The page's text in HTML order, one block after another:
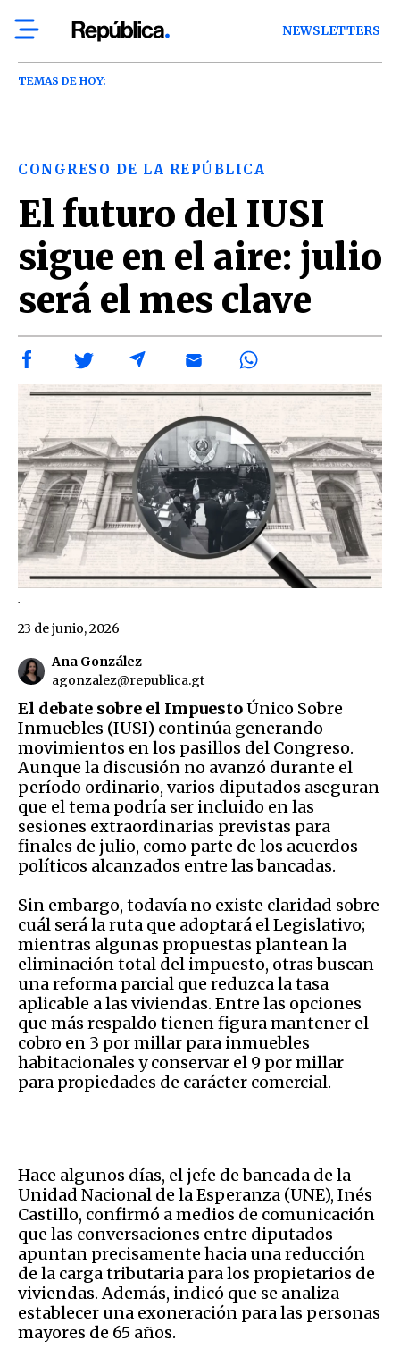
NEWSLETTERS
TEMAS DE HOY:
CONGRESO DE LA REPÚBLICA
El futuro del IUSI
sigue en el aire: julio
será el mes clave
.
Ana González
agonzalez@republica.gt
23 de junio, 2026
El debate sobre el ImpuestoÚnico Sobre
Inmuebles (IUSI) continúa generando
movimientos en los pasillos del Congreso.
Aunque la discusión no avanzó durante el
período ordinario, varios diputados aseguran
que el tema podría ser incluido en las
sesiones extraordinarias previstas para
finales de julio, como parte de los acuerdos
políticos alcanzados entre las bancadas.
Sin embargo, todavía no existe claridad sobre
cuál será la ruta que adoptará el Legislativo;
mientras algunas propuestas plantean la
eliminación total del impuesto, otras buscan
una reforma parcial que reduzca la tasa
aplicable a las viviendas. Entre las opciones
que más respaldo tienen figura mantener el
cobro en 3 por millar para inmuebles
habitacionales y conservar el 9 por millar
para propiedades de carácter comercial.
Hace algunos días, el jefe de bancada de la
Unidad Nacional de la Esperanza (UNE), Inés
Castillo, confirmó a medios de comunicación
que las conversaciones entre diputados
apuntan precisamente hacia una reducción
de la carga tributaria para los propietarios de
viviendas. Además, indicó que se analiza
establecer una exoneración para las personas
mayores de 65 años.